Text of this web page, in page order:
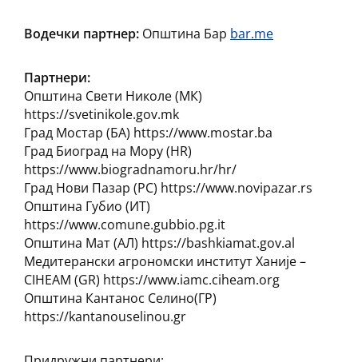
Водечки партнер: Општина Бар bar.me
Партнери:
Општина Свети Николе (МК)
https://svetinikole.gov.mk
Град Мостар (БА) https://www.mostar.ba
Град Биоград на Мору (HR)
https://www.biogradnamoru.hr/hr/
Град Нови Пазар (РС) https://www.novipazar.rs
Општина Губио (ИТ)
https://www.comune.gubbio.pg.it
Општина Мат (АЛ) https://bashkiamat.gov.al
Медитерански агрономски институт Ханије –
CIHEAM (GR) https://www.iamc.ciheam.org
Општина Кантанос Селино(ГР)
https://kantanouselinou.gr